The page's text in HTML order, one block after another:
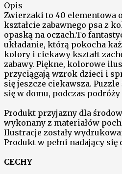
Opis
Zwierzaki to 40 elementowa
kształcie zabawnego psa z
opaską na oczach.To
układanie, którą pokocha
kolory i ciekawy kształt
zabawy. Piękne, kolorowe
przyciągają wzrok dzieci i
się jeszcze ciekawsza.
się w domu, podczas
Produkt przyjazny dla
wykonany z materiałów
Ilustracje zostały
Produkt w pełni nadający
CECHY